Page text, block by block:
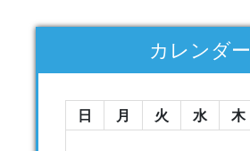
カレンダー
日 月 火 水 木